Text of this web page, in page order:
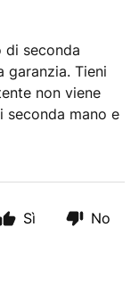
seconda
garanzia. Tieni
non viene
mano e
Sì No